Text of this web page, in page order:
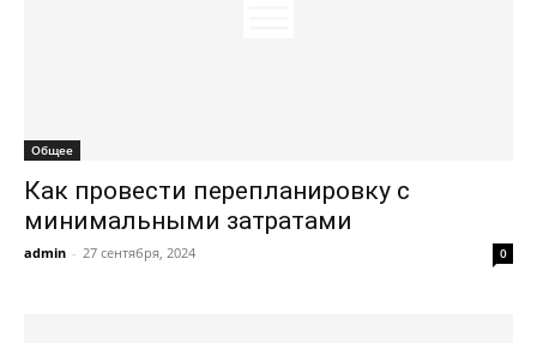
Общее
Как провести перепланировку с
минимальными затратами
admin - 27 сентября, 2024 0